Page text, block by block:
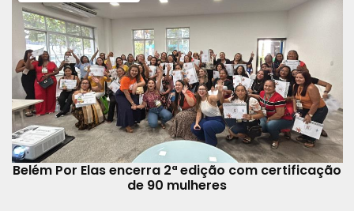
Belém Por Elas encerra 2ª edição com certificação
de 90 mulheres